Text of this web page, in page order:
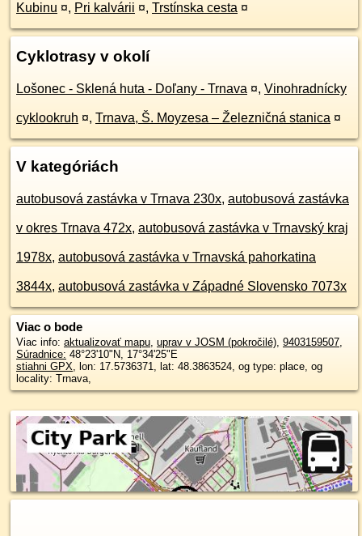
Kubinu ¤, Pri kalvárii ¤, Trstínska cesta ¤
Cyklotrasy v okolí
Lošonec - Sklená huta - Doľany - Trnava ¤, Vinohradnícky
cyklookruh ¤, Trnava, Š. Moyzesa – Železničná stanica ¤
V kategóriách
autobusová zastávka v Trnava 230x, autobusová zastávka
v okres Trnava 472x, autobusová zastávka v Trnavský kraj
1978x, autobusová zastávka v Trnavská pahorkatina
3844x, autobusová zastávka v Západné Slovensko 7073x
Viac o bode
Viac info: aktualizovať mapu, uprav v JOSM (pokročilé), 9403159507,
Súradnice: 48°23'10"N, 17°34'25"E
stiahni GPX, lon: 17.5736371, lat: 48.3863524, og type: place, og
locality: Trnava,